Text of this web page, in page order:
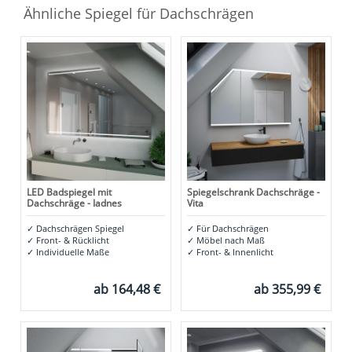
Ähnliche Spiegel für Dachschrägen
LED Badspiegel mit
Dachschräge - Iadnes
✓ Dachschrägen Spiegel
✓ Front- & Rücklicht
✓ Individuelle Maße
ab 164,48 €
Spiegelschrank Dachschräge -
Vita
✓ Für Dachschrägen
✓ Möbel nach Maß
✓ Front- & Innenlicht
ab355,99 €